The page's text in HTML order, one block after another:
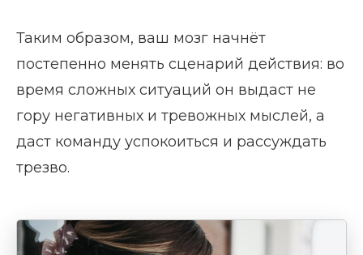
Таким образом, ваш мозг начнёт
постепенно менять сценарий действия: во
время сложных ситуаций он выдаст не
гору негативных и тревожных мыслей, а
даст команду успокоиться и рассуждать
трезво.